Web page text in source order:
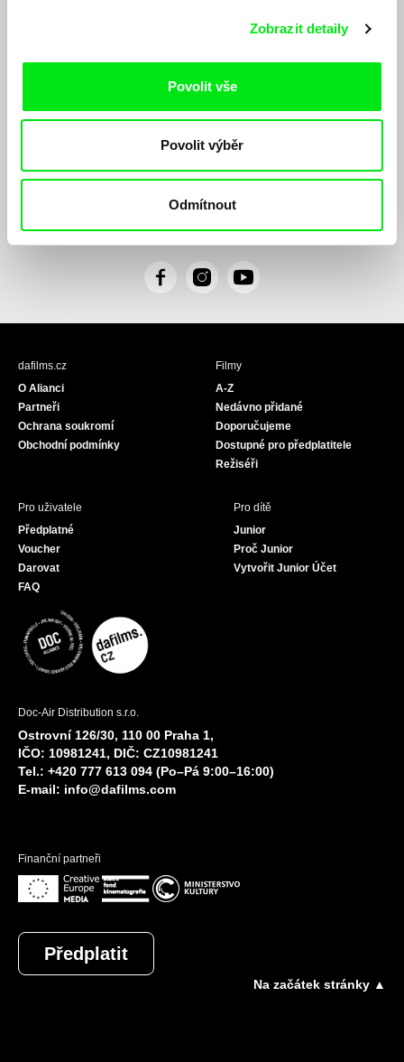
Zobrazit detaily
Povolit vše
Povolit výběr
Odmítnout
Odesláním registrace k Newsletteru souhlasím se zasíláním obchodních sdělení
elektronickými prostředky a souvisejícím zpracováním osobních údajů pro účely
zasílání Newsletteru Doc-Air Distribution s.r.o. a potvrzuji, že jsem si přečetl(a)
Zásady zpracování osobních údajů
, textu rozumím a souhlasím s ním, přičemž
přímého marketingu.
F
c
I
s
Y
u
dafilms.cz
O Alianci
Partneři
Ochrana soukromí
Obchodní podmínky
Filmy
A-Z
Nedávno přidané
Doporučujeme
Dostupné pro předplatitele
Režiséři
Pro uživatele
Předplatné
Voucher
Darovat
FAQ
Pro dítě
Junior
Proč Junior
Vytvořit Junior Účet
Doc-Air Distribution s.r.o.
Ostrovní 126/30, 110 00 Praha 1,
IČO: 10981241, DIČ: CZ10981241
Tel.: +420 777 613 094 (Po–Pá 9:00–16:00)
E-mail: info@dafilms.com
Finanční partneři
Předplatit
Na začátek stránky ▲